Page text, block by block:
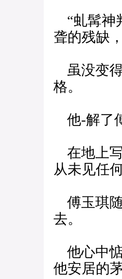
“虬髯神
聋的残缺
虽没变
格。
他-解了
在地上
从未见任
傅玉琪
去。
他心中
他安居的